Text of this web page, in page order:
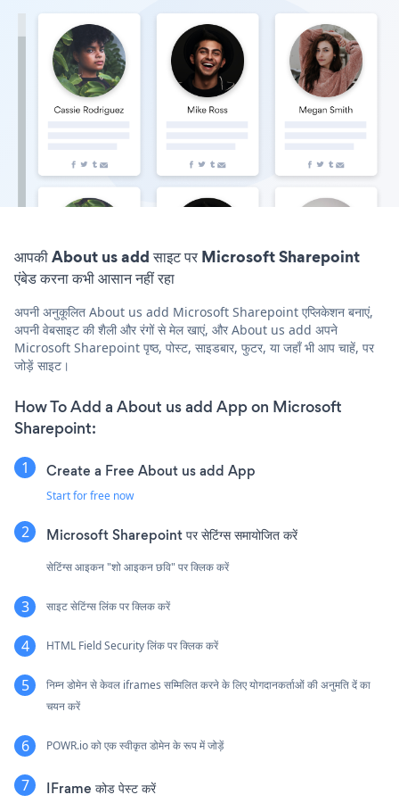
आपकी About us add साइट पर Microsoft Sharepoint
एंबेड करना कभी आसान नहीं रहा
अपनी अनुकूलित About us add Microsoft Sharepoint एप्लिकेशन बनाएं,
अपनी वेबसाइट की शैली और रंगों से मेल खाएं, और About us add अपने
Microsoft Sharepoint पृष्ठ, पोस्ट, साइडबार, फुटर, या जहाँ भी आप चाहें, पर
जोड़ें साइट।
How To Add a About us add App on Microsoft
Sharepoint:
Create a Free About us add App
Start for free now
Microsoft Sharepoint पर सेटिंग्स समायोजित करें
सेटिंग्स आइकन "शो आइकन छवि" पर क्लिक करें
साइट सेटिंग्स लिंक पर क्लिक करें
HTML Field Security लिंक पर क्लिक करें
निम्न डोमेन से केवल iframes सम्मिलित करने के लिए योगदानकर्ताओं की अनुमति दें का
चयन करें
POWR.io को एक स्वीकृत डोमेन के रूप में जोड़ें
IFrame कोड पेस्ट करें